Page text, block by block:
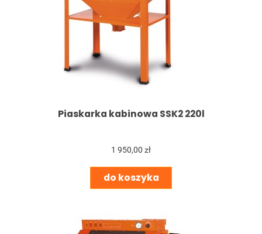
Piaskarka kabinowa SSK2 220l
1 950,00 zł
do koszyka